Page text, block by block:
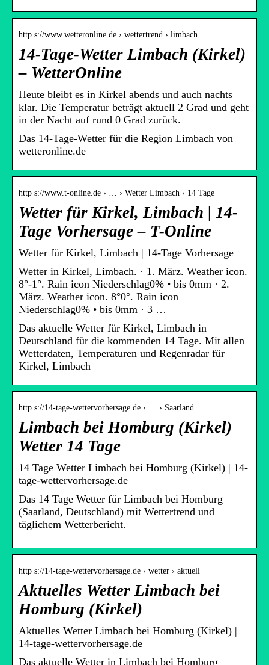
http s://www.wetteronline.de › wettertrend › limbach
14-Tage-Wetter Limbach (Kirkel)
– WetterOnline
Heute bleibt es in Kirkel abends und auch nachts
klar. Die Temperatur beträgt aktuell 2 Grad und geht
in der Nacht auf rund 0 Grad zurück.
Das 14-Tage-Wetter für die Region Limbach von
wetteronline.de
http s://www.t-online.de › … › Wetter Limbach › 14 Tage
Wetter für Kirkel, Limbach | 14-
Tage Vorhersage – T-Online
Wetter für Kirkel, Limbach | 14-Tage Vorhersage
Wetter in Kirkel, Limbach. · 1. März. Weather icon.
8°-1°. Rain icon Niederschlag0% • bis 0mm · 2.
März. Weather icon. 8°0°. Rain icon
Niederschlag0% • bis 0mm · 3 …
Das aktuelle Wetter für Kirkel, Limbach in
Deutschland für die kommenden 14 Tage. Mit allen
Wetterdaten, Temperaturen und Regenradar für
Kirkel, Limbach
http s://14-tage-wettervorhersage.de › … › Saarland
Limbach bei Homburg (Kirkel)
Wetter 14 Tage
14 Tage Wetter Limbach bei Homburg (Kirkel) | 14-
tage-wettervorhersage.de
Das 14 Tage Wetter für Limbach bei Homburg
(Saarland, Deutschland) mit Wettertrend und
täglichem Wetterbericht.
http s://14-tage-wettervorhersage.de › wetter › aktuell
Aktuelles Wetter Limbach bei
Homburg (Kirkel)
Aktuelles Wetter Limbach bei Homburg (Kirkel) |
14-tage-wettervorhersage.de
Das aktuelle Wetter in Limbach bei Homburg